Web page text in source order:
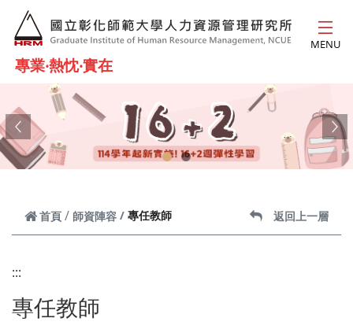
跳到主要內容
專業‧熱忱‧實在
MENU
Previous
首頁 師資陣容 專任教師 返回上一層
:::
專任教師